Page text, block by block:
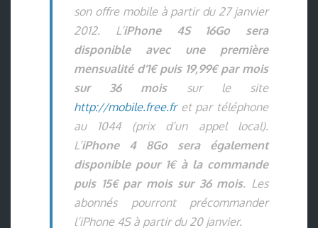
son offre mobile à partir du 27 janvier
2012. L’iPhone 4S 16Go sera
disponible avec une première
mensualité d’1€ puis 19,99€ par mois
sur 36
moissur le site
http://mobile.free.fret par téléphone
au 1044 (prix d’un appel local).
L’iPhone 4 8Go sera également
disponible pour 1€ à la commande
puis 15€ par mois sur 36 mois. Les
abonnés pourront précommander
l’iPhone 4S à partir du 20 janvier.